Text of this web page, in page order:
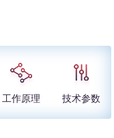
工作原理 技术参数